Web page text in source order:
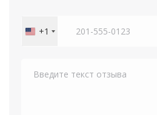
United
+1